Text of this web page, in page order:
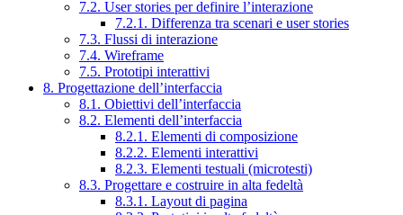
7.2. User stories per definire l’interazione
7.2.1. Differenza tra scenari e user stories
7.3. Flussi di interazione
7.4. Wireframe
7.5. Prototipi interattivi
8. Progettazione dell’interfaccia
8.1. Obiettivi dell’interfaccia
8.2. Elementi dell’interfaccia
8.2.1. Elementi di composizione
8.2.2. Elementi interattivi
8.2.3. Elementi testuali (microtesti)
8.3. Progettare e costruire in alta fedeltà
8.3.1. Layout di pagina